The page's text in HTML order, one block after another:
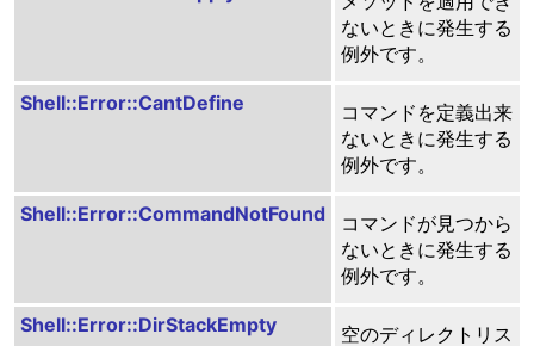
ないときに発生する
例外です。
Shell::Error::CantDefine
コマンドを定義出来
ないときに発生する
例外です。
Shell::Error::CommandNotFound
コマンドが見つから
ないときに発生する
例外です。
Shell::Error::DirStackEmpty 空のディレクトリス